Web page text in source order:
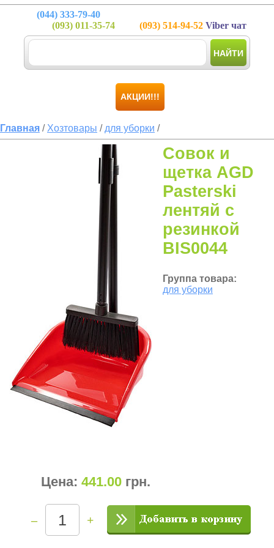
(044) 333-79-40
(093) 011-35-74 (093) 514-94-52 Viber чат
НАЙТИ
АКЦИИ!!!
Главная / Хозтовары / для уборки /
Совок и
щетка AGD
Pasterski
лентяй с
резинкой
BIS0044
Группа товара:
для уборки
Цена: 441.00 грн.
– +